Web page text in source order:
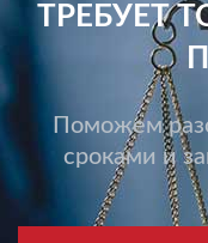
ТРЕБУЕТ
Поможем
сроками и